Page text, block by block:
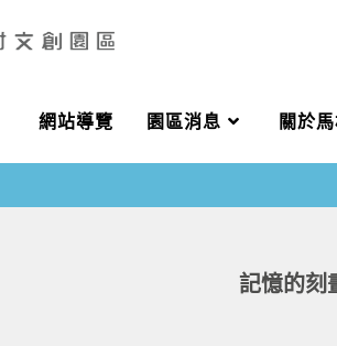
網站導覽 園區消息 關於
記憶的刻